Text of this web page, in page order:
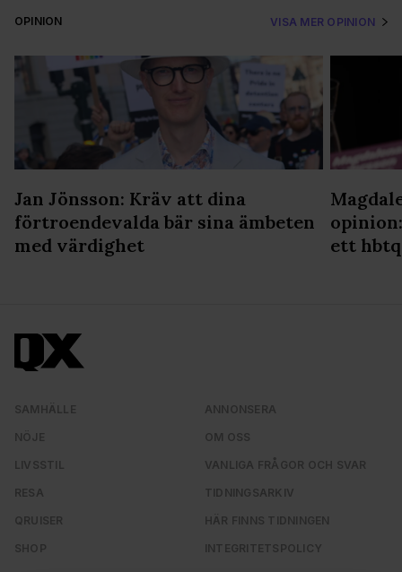
OPINION VISA MER OPINION
Jan Jönsson: Kräv att dina
förtroendevalda bär sina ämbeten
med värdighet
ett
SAMHÄLLE
NÖJE
LIVSSTIL
RESA
QRUISER
SHOP
ANNONSERA
OM OSS
VANLIGA FRÅGOR OCH SVAR
TIDNINGSARKIV
HÄR FINNS TIDNINGEN
INTEGRITETSPOLICY